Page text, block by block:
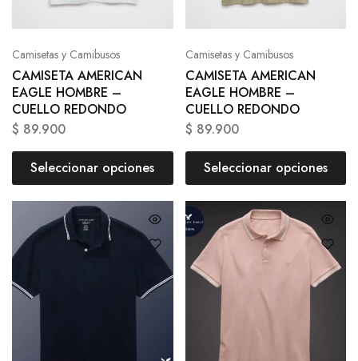
Camisetas y Camibusos
CAMISETA AMERICAN
EAGLE HOMBRE –
CUELLO REDONDO
$ 89.900
Seleccionar opciones
Camisetas y Camibusos
CAMISETA AMERICAN
EAGLE HOMBRE –
CUELLO REDONDO
$ 89.900
Seleccionar opciones